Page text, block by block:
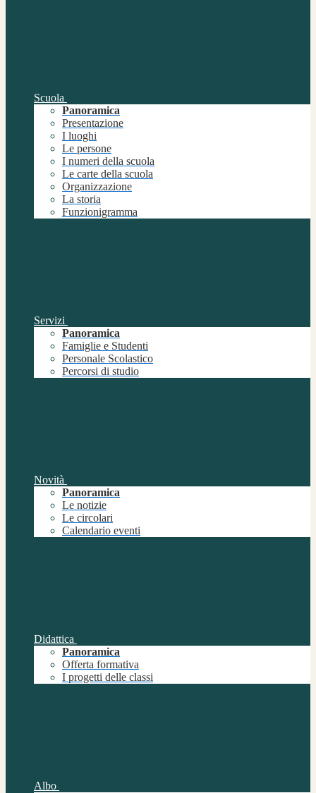
Scuola
Panoramica
Presentazione
I luoghi
Le persone
I numeri della scuola
Le carte della scuola
Organizzazione
La storia
Funzionigramma
Servizi
Panoramica
Famiglie e Studenti
Personale Scolastico
Percorsi di studio
Novità
Panoramica
Le notizie
Le circolari
Calendario eventi
Didattica
Panoramica
Offerta formativa
I progetti delle classi
Albo